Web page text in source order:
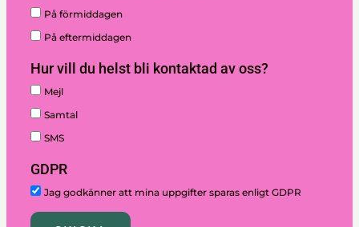
På förmiddagen
På eftermiddagen
Hur vill du helst bli kontaktad av oss?
Mejl
Samtal
SMS
GDPR
Jag godkänner att mina uppgifter sparas enligt GDPR